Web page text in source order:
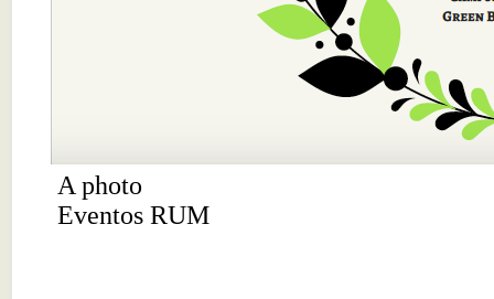
A photo
Eventos RUM